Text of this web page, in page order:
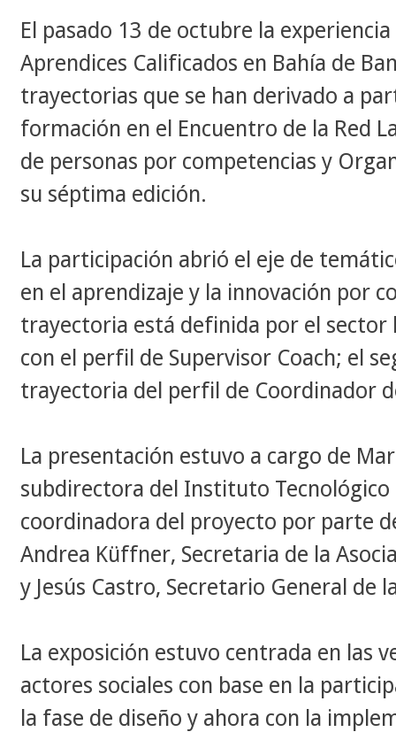
​El pasado 13 de octubre la
Aprendices Calificados en Bahía de
trayectorias que se han derivado a
formación en el Encuentro de la Red
de personas por competencias y
su séptima edición.
La participación abrió el eje de
en el aprendizaje y la innovación por
trayectoria está definida por el
con el perfil de Supervisor Coach; el
trayectoria del perfil de Coordinador
La presentación estuvo a cargo de
subdirectora del Instituto Tecnológico
coordinadora del proyecto por parte
Andrea Küffner, Secretaria de la
y Jesús Castro, Secretario General de
La exposición estuvo centrada en las
actores sociales con base en la
la fase de diseño y ahora con la